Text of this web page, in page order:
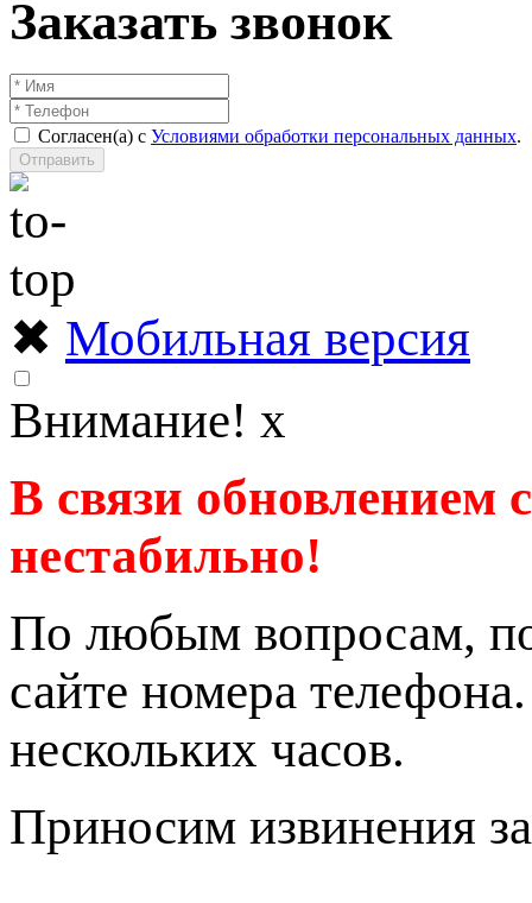
Заказать звонок
Согласен(а) с Условиями обработки персональных данных.
Отправить
✖ Мобильная версия
Внимание! x
В связи обновлением
нестабильно!
По любым вопросам,
сайте номера
нескольких часов.
Приносим извинения